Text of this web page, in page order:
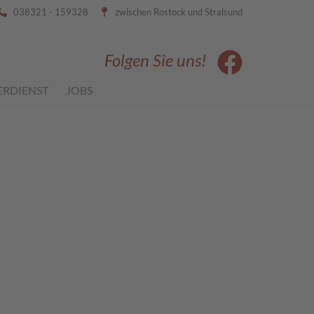
038321 - 159328 zwischen Rostock und Stralsund
Folgen Sie uns!
JOBS